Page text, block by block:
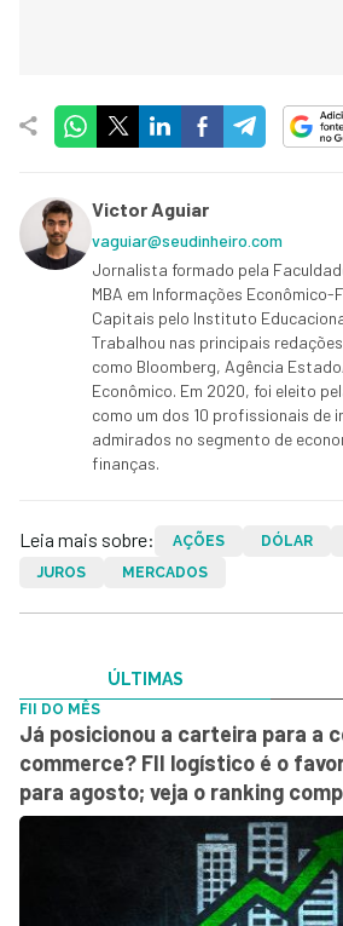
Victor Aguiar
vaguiar@seudinheiro.com
Jornalista formado pela
MBA em Informações Econômico-
Capitais pelo Instituto
Trabalhou nas principais
como Bloomberg, Agência
Econômico. Em 2020, foi eleito
como um dos 10 profissionais de
admirados no segmento de
finanças.
Leia mais sobre: AÇÕES DÓLAR
JUROS
MERCADOS
ÚLTIMAS
FII DO MÊS
Já posicionou a carteira para a
commerce? FII logístico é o
para agosto; veja o ranking